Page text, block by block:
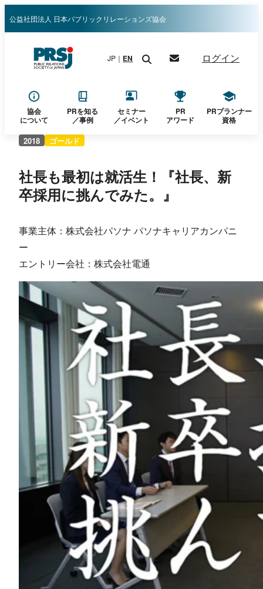
公益社団法人 日本パブリックリレーションズ協会
JP｜ EN ログイン
協会
について
PRを知る
／事例
セミナー
／イベント
PR
アワード
PRプランナー
資格
2018 ゴールド
社長も最初は就活生！『社長、新
卒採用に挑んでみた。』
事業主体：株式会社パソナ パソナキャリアカンパニ
ー
エントリー会社：株式会社電通